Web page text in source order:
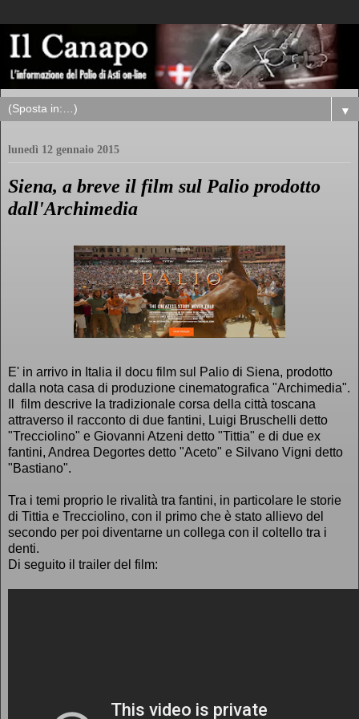
▼
lunedì 12 gennaio 2015
Siena, a breve il film sul Palio prodotto
dall'Archimedia
E' in arrivo in Italia il docu film sul Palio di Siena, prodotto
dalla nota casa di produzione cinematografica "Archimedia".
Il film descrive la tradizionale corsa della città toscana
attraverso il racconto di due fantini, Luigi Bruschelli detto
"Trecciolino" e Giovanni Atzeni detto "Tittia" e di due ex
fantini, Andrea Degortes detto "Aceto" e Silvano Vigni detto
"Bastiano".
Tra i temi proprio le rivalità tra fantini, in particolare le storie
di Tittia e Trecciolino, con il primo che è stato allievo del
secondo per poi diventarne un collega con il coltello tra i
denti.
Di seguito il trailer del film: